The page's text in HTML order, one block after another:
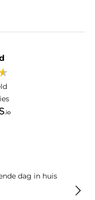
dag in huis